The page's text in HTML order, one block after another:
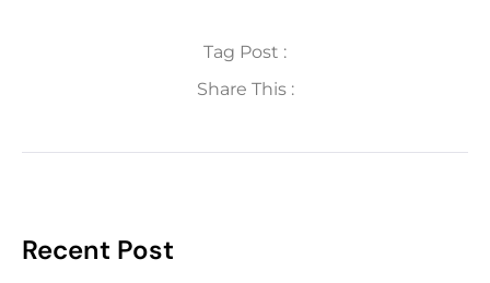
Tag Post :
Share This :
Recent Post